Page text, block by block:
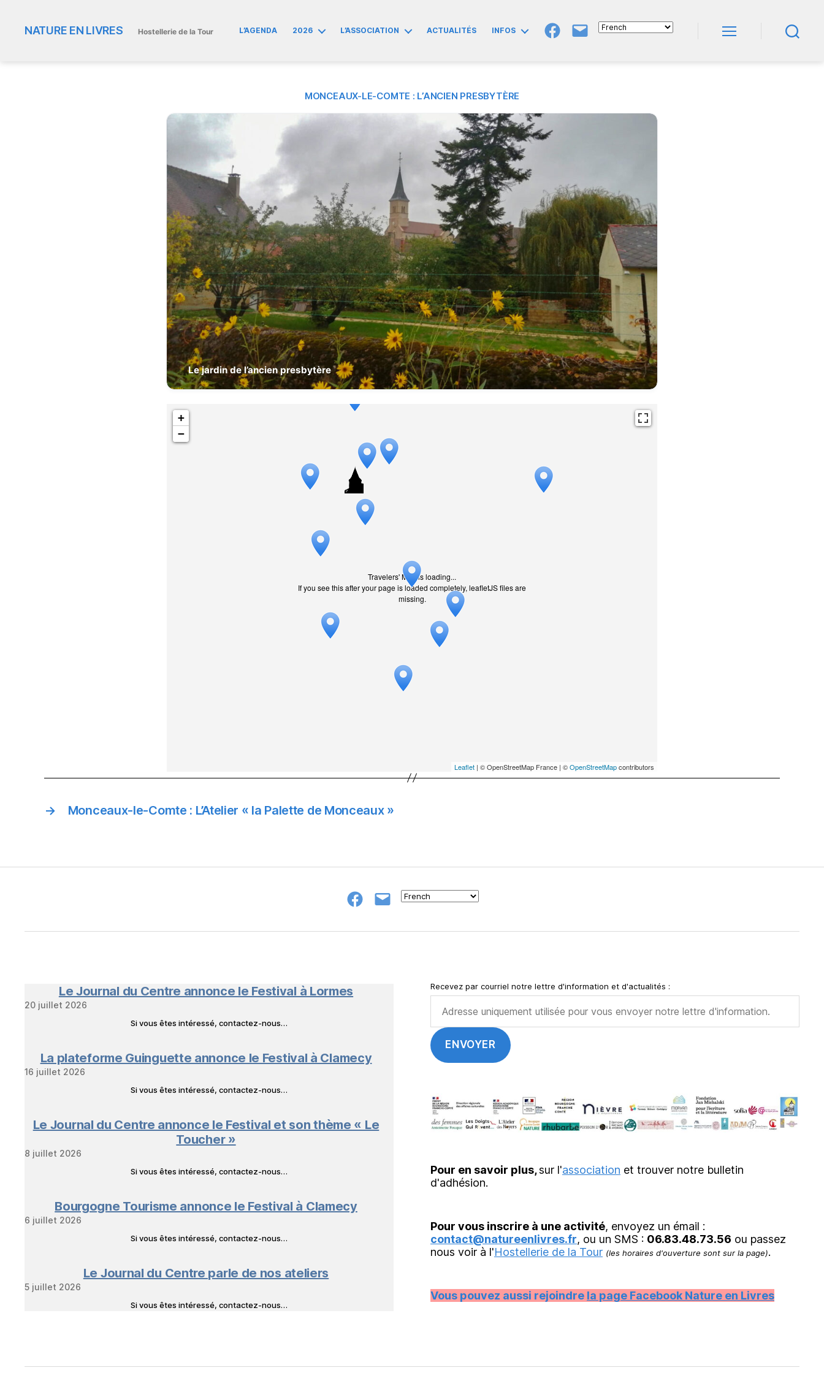
NATURE EN LIVRES Hostellerie de la Tour L’AGENDA 2026 L’ASSOCIATION ACTUALITÉS INFOS
GroupeE-
MONCEAUX-LE-COMTE : L’ANCIEN PRESBYTÈRE
Le jardin de l’ancien presbytère
Travelers' Map is loading...
If you see this after your page is loaded completely, leafletJS files are
missing.
+
−
Leaflet | © OpenStreetMap France | ©OpenStreetMapcontributors
→ Monceaux-le-Comte : L’Atelier « la Palette de Monceaux »
GroupeE-
Le Journal du Centre annonce le Festival à Lormes
20 juillet 2026
Si vous êtes intéressé, contactez-nous…
La plateforme Guinguette annonce le Festival à Clamecy
16 juillet 2026
Si vous êtes intéressé, contactez-nous…
Le Journal du Centre annonce le Festival et son thème « Le
Toucher »
8 juillet 2026
Si vous êtes intéressé, contactez-nous…
Bourgogne Tourisme annonce le Festival à Clamecy
6 juillet 2026
Si vous êtes intéressé, contactez-nous…
Le Journal du Centre parle de nos ateliers
5 juillet 2026
Si vous êtes intéressé, contactez-nous…
Recevez par courriel notre lettre d'information et d'actualités :
Pour en savoir plus,sur l'association et trouver notre bulletin
d'adhésion.
Pour vous inscrire à une activité, envoyez un émail :
contact@natureenlivres.fr, ou un SMS : 06.83.48.73.56 ou passez
nous voir à l'Hostellerie de la Tour (les horaires d'ouverture sont sur la page).
Vous pouvez aussi rejoindre la page Facebook Nature en Livres